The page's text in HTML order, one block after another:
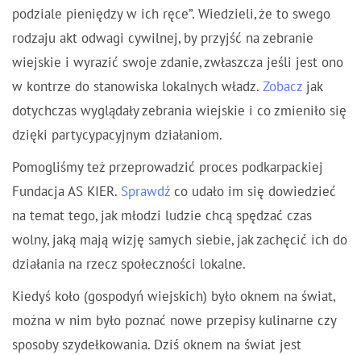
podziale pieniędzy w ich ręce”. Wiedzieli, że to swego
rodzaju akt odwagi cywilnej, by przyjść na zebranie
wiejskie i wyrazić swoje zdanie, zwłaszcza jeśli jest ono
w kontrze do stanowiska lokalnych władz. Zobacz jak
dotychczas wyglądały zebrania wiejskie i co zmieniło się
dzięki partycypacyjnym działaniom.
Pomogliśmy też przeprowadzić proces podkarpackiej
Fundacja AS KIER. Sprawdź co udało im się dowiedzieć
na temat tego, jak młodzi ludzie chcą spędzać czas
wolny, jaką mają wizję samych siebie, jak zachęcić ich do
działania na rzecz społeczności lokalne.
Kiedyś koło (gospodyń wiejskich) było oknem na świat,
można w nim było poznać nowe przepisy kulinarne czy
sposoby szydełkowania. Dziś oknem na świat jest